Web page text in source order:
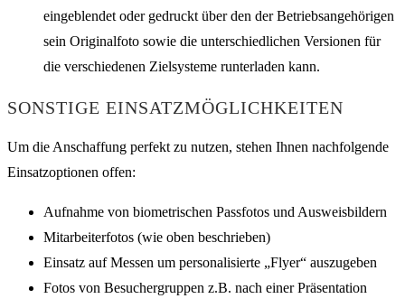
eingeblendet oder gedruckt über den der Betriebsangehörigen
sein Originalfoto sowie die unterschiedlichen Versionen für
die verschiedenen Zielsysteme runterladen kann.
SONSTIGE EINSATZMÖGLICHKEITEN
Um die Anschaffung perfekt zu nutzen, stehen Ihnen nachfolgende
Einsatzoptionen offen:
Aufnahme von biometrischen Passfotos und Ausweisbildern
Mitarbeiterfotos (wie oben beschrieben)
Einsatz auf Messen um personalisierte „Flyer“ auszugeben
Fotos von Besuchergruppen z.B. nach einer Präsentation